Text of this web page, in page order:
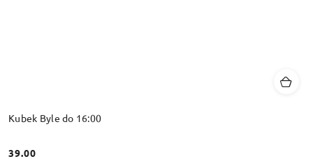
Kubek Byle do 16:00
39.00